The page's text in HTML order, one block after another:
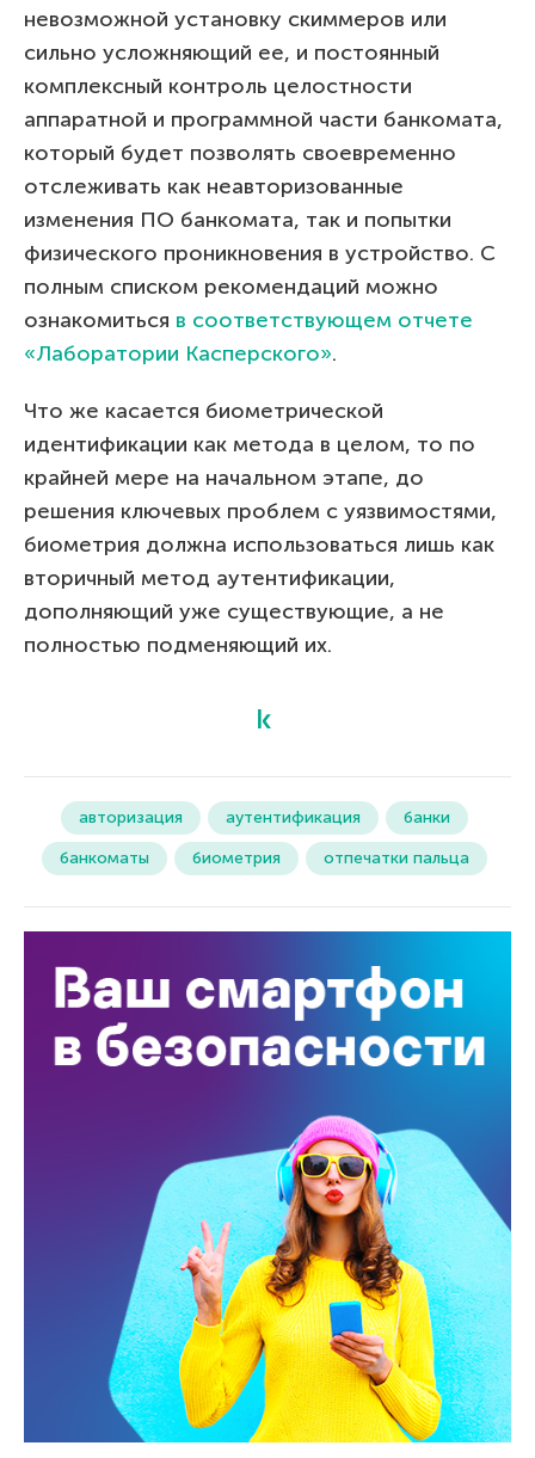
невозможной установку скиммеров или
сильно усложняющий ее, и постоянный
комплексный контроль целостности
аппаратной и программной части банкомата,
который будет позволять своевременно
отслеживать как неавторизованные
изменения ПО банкомата, так и попытки
физического проникновения в устройство. С
полным списком рекомендаций можно
ознакомиться в соответствующем отчете
«Лаборатории Касперского».
Что же касается биометрической
идентификации как метода в целом, то по
крайней мере на начальном этапе, до
решения ключевых проблем с уязвимостями,
биометрия должна использоваться лишь как
вторичный метод аутентификации,
дополняющий уже существующие, а не
полностью подменяющий их.
авторизация аутентификация
банки
банкоматы
биометрия отпечатки пальца